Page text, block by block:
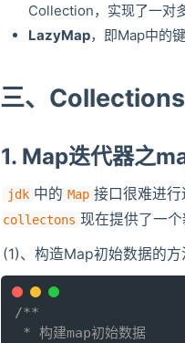
Collection，实现了一对多
LazyMap，即Map中的
三、
1. Map迭代器之
jdk 中的 Map 接口很难进行
collectons 现在提供了一
(1)、构造Map初始数据的方
/**
* 构建map初始数据